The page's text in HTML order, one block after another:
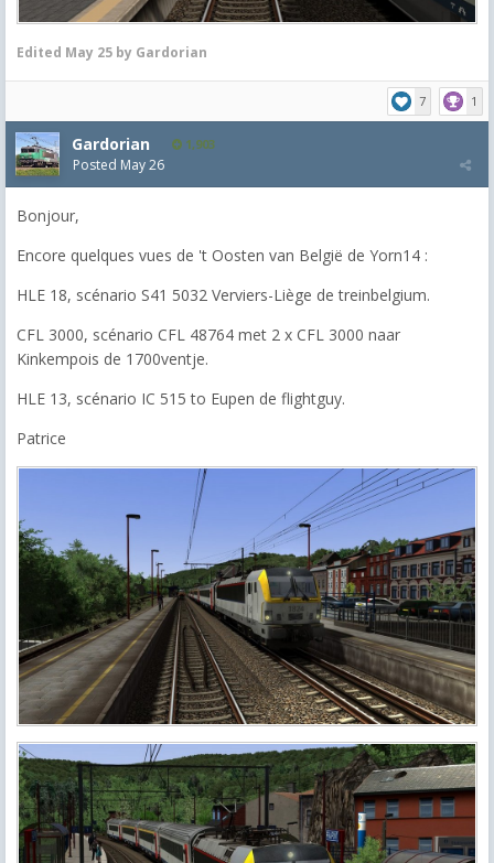
Edited May 25 by Gardorian
7 1
Gardorian 1,903
Posted May 26
Bonjour,
Encore quelques vues de 't Oosten van België de Yorn14 :
HLE 18, scénario S41 5032 Verviers-Liège de treinbelgium.
CFL 3000, scénario CFL 48764 met 2 x CFL 3000 naar
Kinkempois de 1700ventje.
HLE 13, scénario IC 515 to Eupen de flightguy.
Patrice